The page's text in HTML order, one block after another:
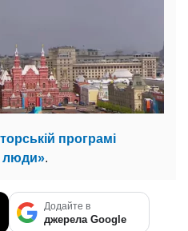
програмі
люди».
Додайте в
джерела Google